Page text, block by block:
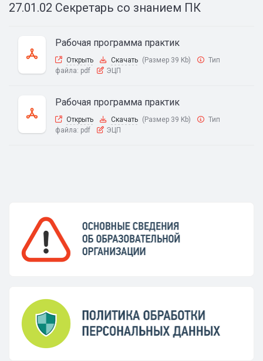
27.01.02 Секретарь со знанием ПК
Рабочая программа практик
Открыть Скачать (Размер 39 Kb)
Тип
файла: pdf ЭЦП
Рабочая программа практик
Открыть Скачать (Размер 39 Kb)
Тип
файла: pdf ЭЦП